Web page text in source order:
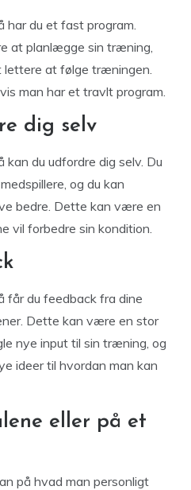
har du et fast program.
at planlægge sin træning,
lettere at følge træningen.
man har et travlt program.
dig selv
du udfordre dig selv. Du
og du kan
bedre. Dette kan være en
vil forbedre sin kondition.
får du feedback fra dine
Dette kan være en stor
nye input til sin træning, og
ideer til hvordan man kan
eller på et
på hvad man personligt